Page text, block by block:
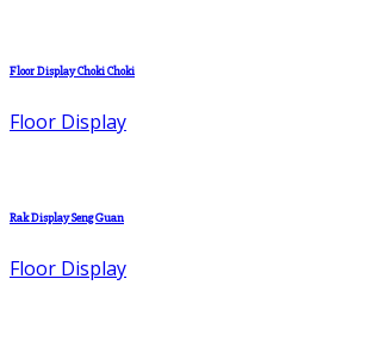
Floor Display Choki Choki
Floor Display
Rak Display Seng Guan
Floor Display